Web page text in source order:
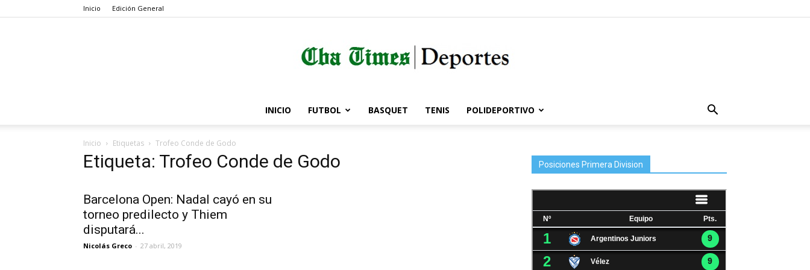
Inicio Edición General
Córdoba
INICIO FUTBOL BASQUET TENIS POLIDEPORTIVO
Inicio Etiquetas Trofeo Conde de Godo
Etiqueta: Trofeo Conde de Godo
Barcelona Open: Nadal cayó en su
torneo predilecto y Thiem
disputará...
Nicolás Greco - 27 abril, 2019
Posiciones Primera Division